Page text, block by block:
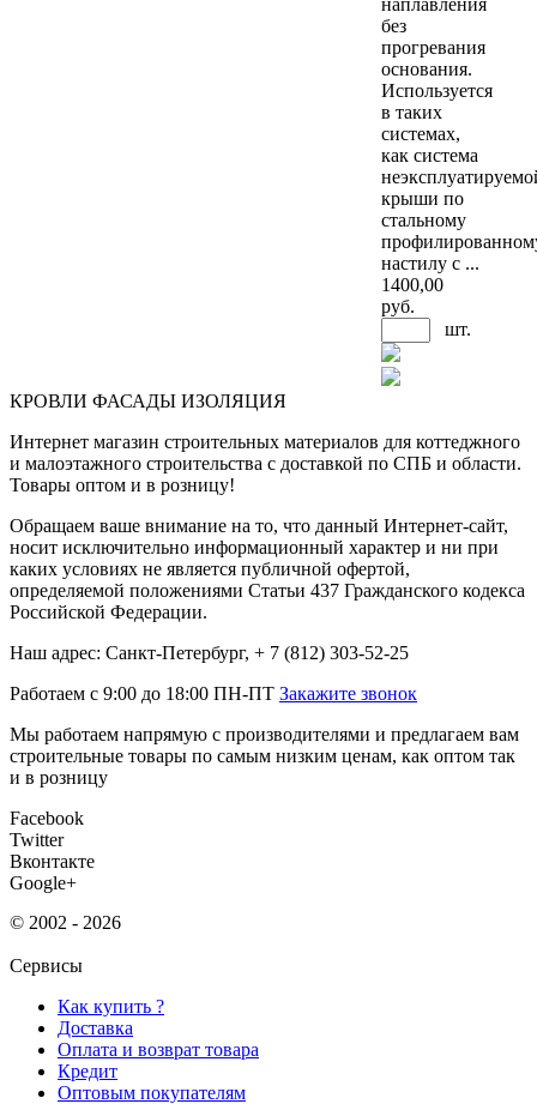
без
прогревания
основания.
Используется
в таких
системах,
как система
крыши по
стальному
настилу с ...
1400,00
руб.
шт.
КРОВЛИ ФАСАДЫ ИЗОЛЯЦИЯ
Интернет магазин строительных материалов для коттеджного
и малоэтажного строительства с доставкой по СПБ и области.
Товары оптом и в розницу!
Обращаем ваше внимание на то, что данный Интернет-сайт,
носит исключительно информационный характер и ни при
каких условиях не является публичной офертой,
определяемой положениями Статьи 437 Гражданского кодекса
Российской Федерации.
Наш адрес: Санкт-Петербург, + 7 (812) 303-52-25
Работаем с 9:00 до 18:00 ПН-ПТ Закажите звонок
Мы работаем напрямую с производителями и предлагаем вам
строительные товары по самым низким ценам, как оптом так
и в розницу
Facebook
Twitter
Вконтакте
Google+
© 2002 - 2026
Сервисы
Как купить ?
Доставка
Оплата и возврат товара
Кредит
Оптовым покупателям